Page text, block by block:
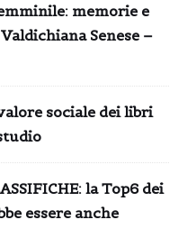
memorie e
Senese –
sociale dei libri
la Top6 dei
essere anche